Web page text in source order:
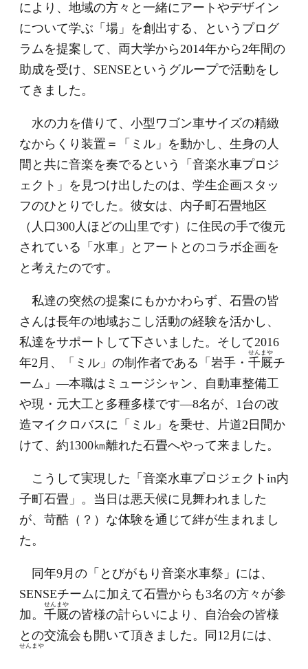
により、地域の方々と一緒にアートやデザイン
について学ぶ「場」を創出する、というプログ
ラムを提案して、両大学から2014年から2年間の
助成を受け、SENSEというグループで活動をし
てきました。
水の力を借りて、小型ワゴン車サイズの精緻
なからくり装置＝「ミル」を動かし、生身の人
間と共に音楽を奏でるという「音楽水車プロジ
ェクト」を見つけ出したのは、学生企画スタッ
フのひとりでした。彼女は、内子町石畳地区
（人口300人ほどの山里です）に住民の手で復元
されている「水車」とアートとのコラボ企画を
と考えたのです。
私達の突然の提案にもかかわらず、石畳の皆
さんは長年の地域おこし活動の経験を活かし、
私達をサポートして下さいました。そして2016
年2月、「ミル」の制作者である「岩手・ 千厩
せんまや
チ
ーム」―本職はミュージシャン、自動車整備工
や現・元大工と多種多様です―8名が、1台の改
造マイクロバスに「ミル」を乗せ、片道2日間か
けて、約1300㎞離れた石畳へやって来ました。
こうして実現した「音楽水車プロジェクトin内
子町石畳」。当日は悪天候に見舞われました
が、苛酷（？）な体験を通じて絆が生まれまし
た。
同年9月の「とびがもり音楽水車祭」には、
SENSEチームに加えて石畳からも3名の方々が参
加。 千厩
せんまや
の皆様の計らいにより、自治会の皆様
との交流会も開いて頂きました。同12月には、
せんまや